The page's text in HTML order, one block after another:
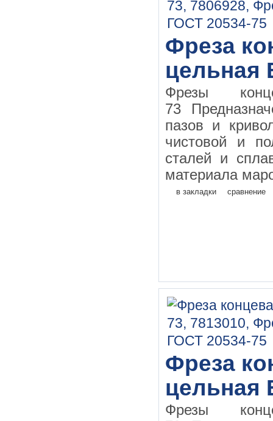
Фреза
цельная
Фрезы
73
пазов и
чистовой и
сталей и
материала
в закладки сравнение
Фреза
цельная
Фрезы